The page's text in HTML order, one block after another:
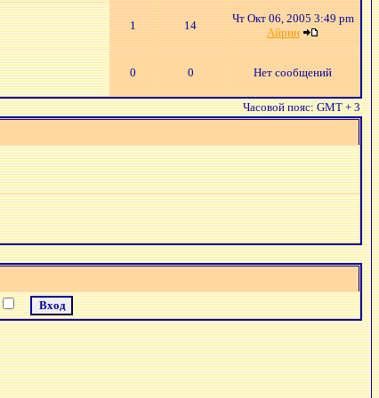
1 14
Чт Окт 06, 2005 3:49 pm
Айрин
0 0 Нет сообщений
Часовой пояс: GMT + 3